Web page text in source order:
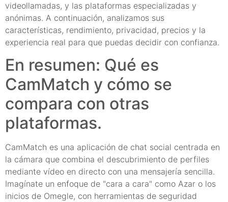
videollamadas, y las plataformas especializadas y
anónimas. A continuación, analizamos sus
características, rendimiento, privacidad, precios y la
experiencia real para que puedas decidir con confianza.
En resumen: Qué es
CamMatch y cómo se
compara con otras
plataformas.
CamMatch es una aplicación de chat social centrada en
la cámara que combina el descubrimiento de perfiles
mediante vídeo en directo con una mensajería sencilla.
Imagínate un enfoque de "cara a cara" como Azar o los
inicios de Omegle, con herramientas de seguridad